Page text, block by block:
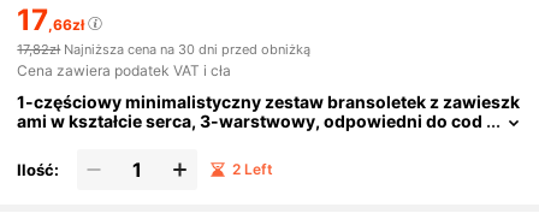
17,66zł
17,82zł Najniższa cena na 30 dni przed obniżką
Cena zawiera podatek VAT i cła
1-częściowy minimalistyczny zestaw bransoletek z zawieszk
ami w kształcie serca, 3-warstwowy, odpowiedni do cod
otkania i nie tylko
Ilość: 2 Left